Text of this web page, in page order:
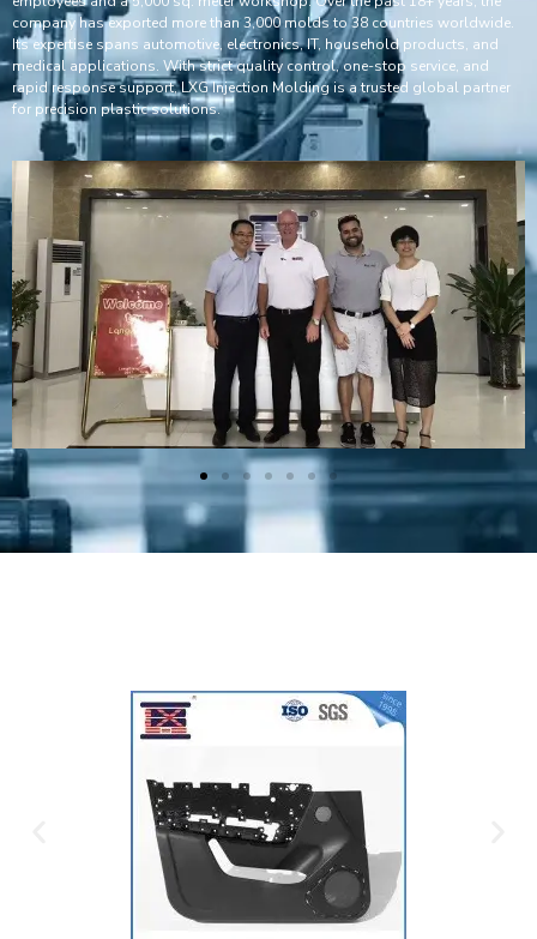
company has exported more than 3,000 molds to 38 countries worldwide.
Its expertise spans automotive, electronics, IT, household products, and
medical applications. With strict quality control, one-stop service, and
rapid response support, LXG Injection Molding is a trusted global partner
for precision plastic solutions.